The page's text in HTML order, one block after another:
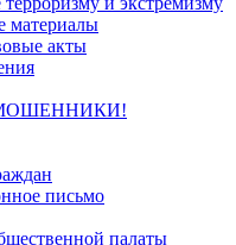
материалы
акты
письмо
палаты